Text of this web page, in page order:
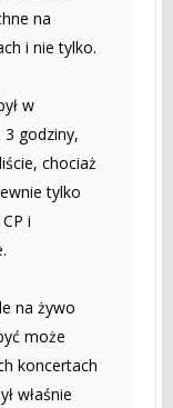
na
i nie tylko.
w
godziny,
chociaż
tylko
i
na żywo
może
koncertach
właśnie